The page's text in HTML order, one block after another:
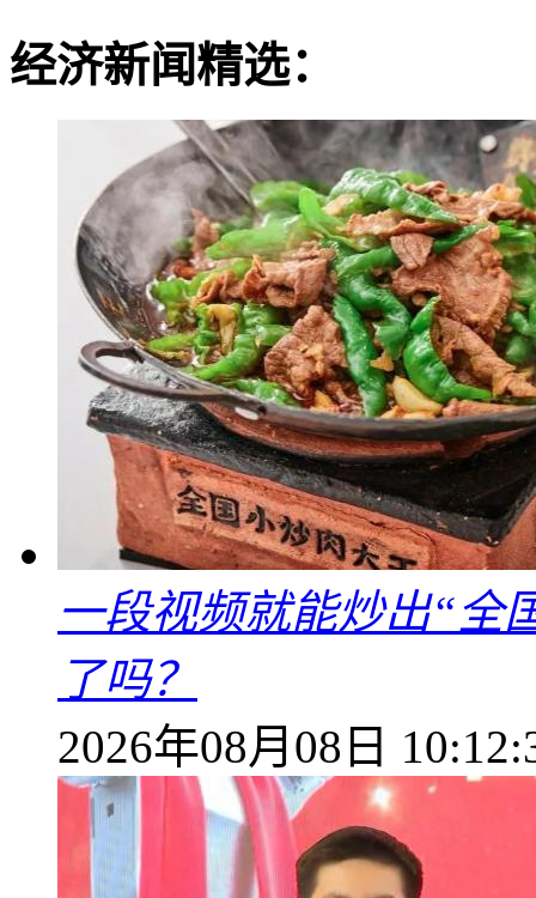
经济新闻精选：
一段视频就能炒出“全
了吗？
2026年08月08日